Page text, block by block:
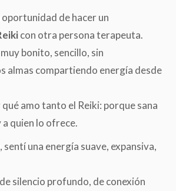
de hacer un
con otra persona terapeuta.
bonito, sencillo, sin
almas compartiendo energía desde
amo tanto el Reiki: porque sana
a quien lo ofrece.
sentí una energía suave, expansiva,
silencio profundo, de conexión